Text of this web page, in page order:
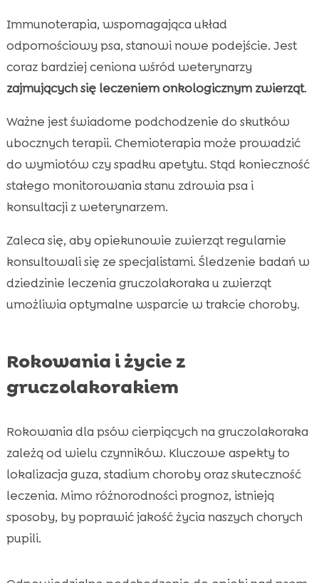
Immunoterapia, wspomagająca układ
odpornościowy psa, stanowi nowe podejście. Jest
coraz bardziej ceniona wśród weterynarzy
zajmujących się leczeniem onkologicznym zwierząt.
Ważne jest świadome podchodzenie do skutków
ubocznych terapii. Chemioterapia może prowadzić
do wymiotów czy spadku apetytu. Stąd konieczność
stałego monitorowania stanu zdrowia psa i
konsultacji z weterynarzem.
Zaleca się, aby opiekunowie zwierząt regularnie
konsultowali się ze specjalistami. Śledzenie badań w
dziedzinie leczenia gruczolakoraka u zwierząt
umożliwia optymalne wsparcie w trakcie choroby.
Rokowania i życie z
gruczolakorakiem
Rokowania dla psów cierpiących na gruczolakoraka
zależą od wielu czynników. Kluczowe aspekty to
lokalizacja guza, stadium choroby oraz skuteczność
leczenia. Mimo różnorodności prognoz, istnieją
sposoby, by poprawić jakość życia naszych chorych
pupili.